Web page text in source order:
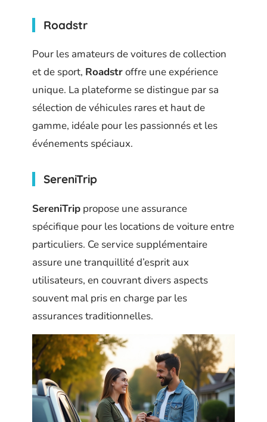
Roadstr
Pour les amateurs de voitures de collection
et de sport, Roadstroffre une expérience
unique. La plateforme se distingue par sa
sélection de véhicules rares et haut de
gamme, idéale pour les passionnés et les
événements spéciaux.
SereniTrip
SereniTrip propose une assurance
spécifique pour les locations de voiture entre
particuliers. Ce service supplémentaire
assure une tranquillité d’esprit aux
utilisateurs, en couvrant divers aspects
souvent mal pris en charge par les
assurances traditionnelles.